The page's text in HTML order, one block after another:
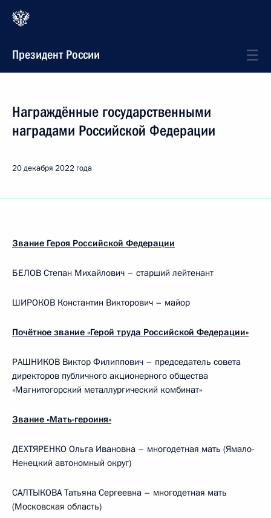
Президент России
Награждённые государственными
наградами Российской Федерации
20 декабря 2022 года
Звание Героя Российской Федерации
БЕЛОВ Степан Михайлович – старший лейтенант
ШИРОКОВ Константин Викторович – майор
Почётное звание «Герой труда Российской Федерации»
РАШНИКОВ Виктор Филиппович – председатель совета
директоров публичного акционерного общества
«Магнитогорский металлургический комбинат»
Звание «Мать-героиня»
ДЕХТЯРЕНКО Ольга Ивановна – многодетная мать (Ямало-
Ненецкий автономный округ)
САЛТЫКОВА Татьяна Сергеевна – многодетная мать
(Московская область)